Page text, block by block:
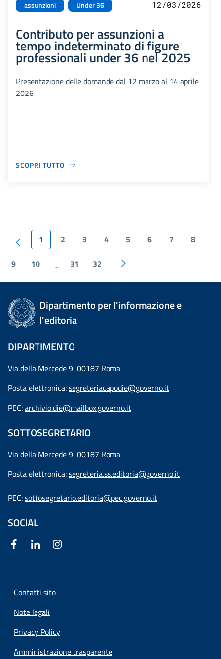
assunzioni Under 36 12/03/2026
Contributo per assunzioni a
tempo indeterminato di figure
professionali under 36 nel 2025
Presentazione delle domande dal 12 marzo al 14 aprile
2026
SCOPRI TUTTO
1 2 3 4 5 6 7 8
9 10 ... 31 32
Dipartimento per l'informazione e
l'editoria
DIPARTIMENTO
Via della Mercede 9 00187 Roma
Posta elettronica:segreteriacapodie@governo.it
PEC:archivio.die@mailbox.governo.it
SOTTOSEGRETARIO
Via della Mercede 9 00187 Roma
Posta elettronica:segreteria.ss.editoria@governo.it
PEC:sottosegretario.editoria@pec.governo.it
SOCIAL
Contatti sito
Note legali
Privacy Policy
Amministrazione trasparente